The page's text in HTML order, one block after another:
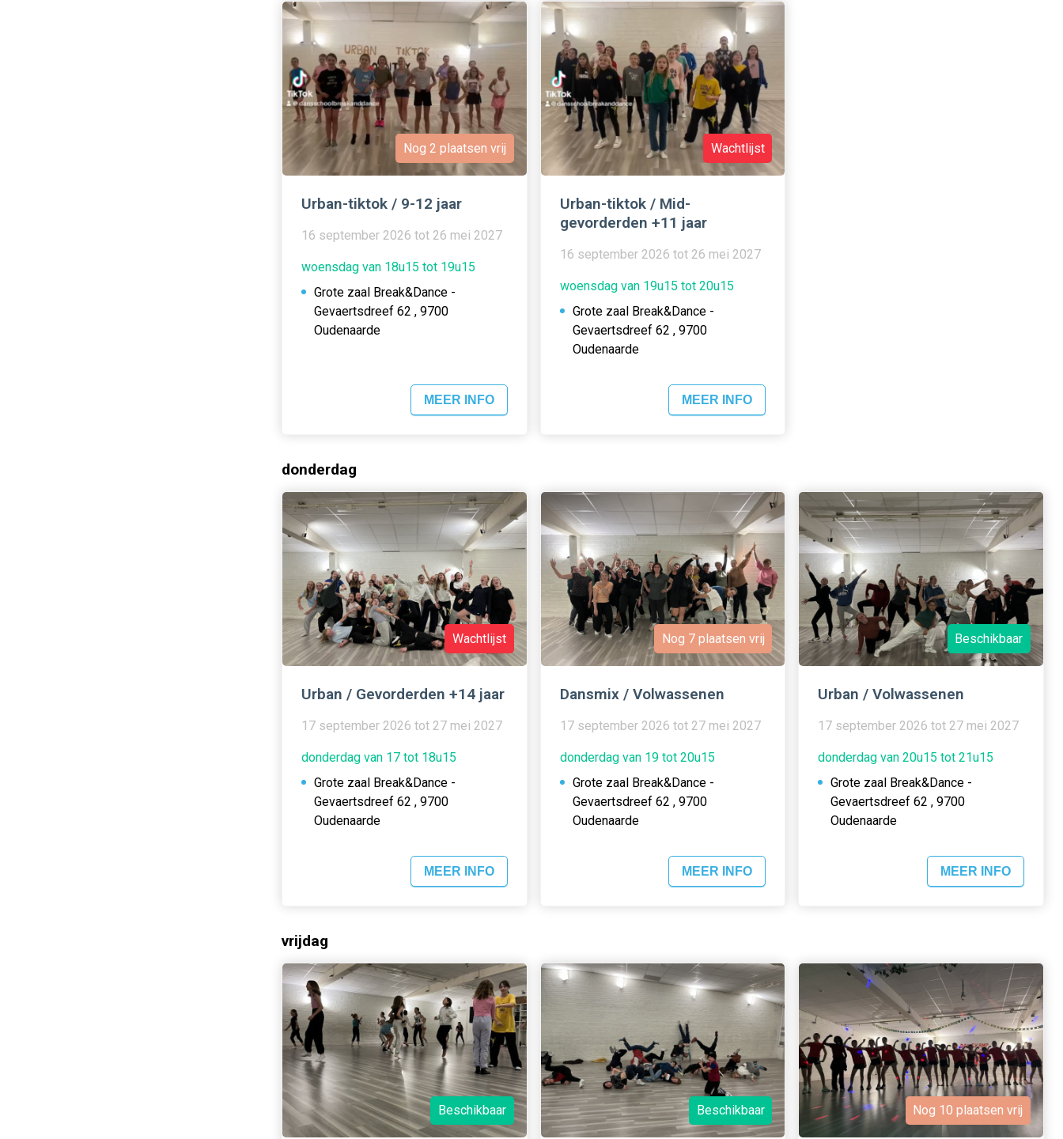
Nog 2 plaatsen vrij
Urban-tiktok / 9-12 jaar
16 september 2026 tot 26 mei 2027
woensdag van 18u15 tot 19u15
Grote zaal Break&Dance -
Gevaertsdreef 62 , 9700
Oudenaarde
MEER INFO
Wachtlijst
Urban-tiktok / Mid-
gevorderden +11 jaar
16 september 2026 tot 26 mei 2027
woensdag van 19u15 tot 20u15
Grote zaal Break&Dance -
Gevaertsdreef 62 , 9700
Oudenaarde
MEER INFO
donderdag
Wachtlijst
Urban / Gevorderden +14 jaar
17 september 2026 tot 27 mei 2027
donderdag van 17 tot 18u15
Grote zaal Break&Dance -
Gevaertsdreef 62 , 9700
Oudenaarde
MEER INFO
Nog 7 plaatsen vrij
Dansmix / Volwassenen
17 september 2026 tot 27 mei 2027
donderdag van 19 tot 20u15
Grote zaal Break&Dance -
Gevaertsdreef 62 , 9700
Oudenaarde
MEER INFO
Beschikbaar
Urban / Volwassenen
17 september 2026 tot 27 mei 2027
donderdag van 20u15 tot 21u15
Grote zaal Break&Dance -
Gevaertsdreef 62 , 9700
Oudenaarde
MEER INFO
vrijdag
Beschikbaar Beschikbaar Nog 10 plaatsen vrij